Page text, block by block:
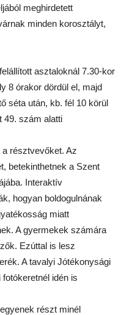
meghirdetett
minden korosztályt,
asztaloknál 7.30-kor
8 órakor dördül el, majd
séta után, kb. fél 10 körül
49. szám alatti
résztvevőket. Az
betekinthetnek a Szent
Interaktív
hogyan boldogulnának
miatt
A gyermekek számára
Ezúttal is lesz
A tavalyi Jótékonysági
idén is
részt minél